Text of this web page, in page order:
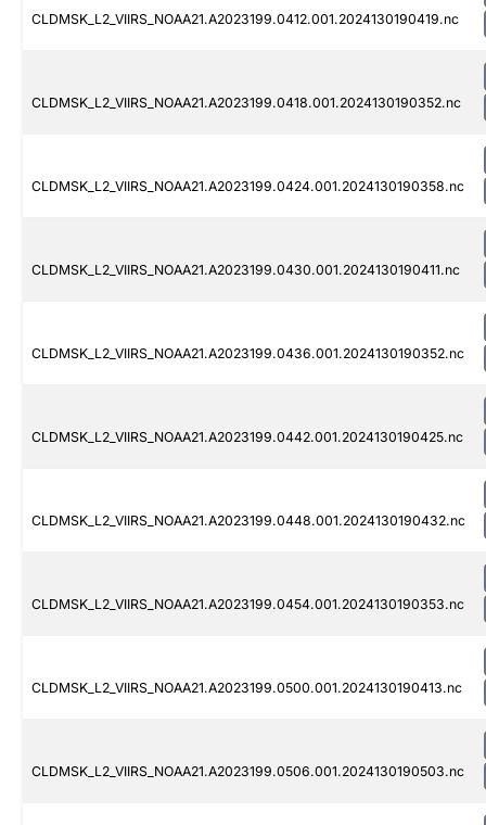
CLDMSK_L2_VIIRS_NOAA21.A2023199.0412.001.2024130190419.nc
CLDMSK_L2_VIIRS_NOAA21.A2023199.0418.001.2024130190352.nc
CLDMSK_L2_VIIRS_NOAA21.A2023199.0424.001.2024130190358.nc
CLDMSK_L2_VIIRS_NOAA21.A2023199.0430.001.2024130190411.nc
CLDMSK_L2_VIIRS_NOAA21.A2023199.0436.001.2024130190352.nc
CLDMSK_L2_VIIRS_NOAA21.A2023199.0442.001.2024130190425.nc
CLDMSK_L2_VIIRS_NOAA21.A2023199.0448.001.2024130190432.nc
CLDMSK_L2_VIIRS_NOAA21.A2023199.0454.001.2024130190353.nc
CLDMSK_L2_VIIRS_NOAA21.A2023199.0500.001.2024130190413.nc
CLDMSK_L2_VIIRS_NOAA21.A2023199.0506.001.2024130190503.nc